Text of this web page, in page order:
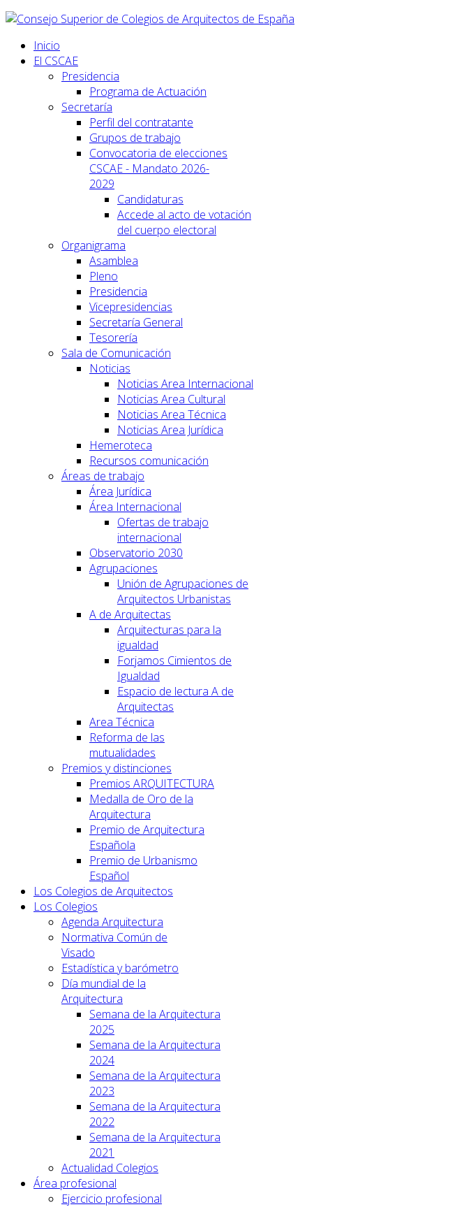
Inicio
El CSCAE
Presidencia
Programa de Actuación
Secretaría
Perfil del contratante
Grupos de trabajo
Convocatoria de elecciones
CSCAE - Mandato 2026-
2029
Candidaturas
Accede al acto de votación
del cuerpo electoral
Organigrama
Asamblea
Pleno
Presidencia
Vicepresidencias
Secretaría General
Tesorería
Sala de Comunicación
Noticias
Noticias Area Internacional
Noticias Area Cultural
Noticias Area Técnica
Noticias Area Jurídica
Hemeroteca
Recursos comunicación
Áreas de trabajo
Área Jurídica
Área Internacional
Ofertas de trabajo
internacional
Observatorio 2030
Agrupaciones
Unión de Agrupaciones de
Arquitectos Urbanistas
A de Arquitectas
Arquitecturas para la
igualdad
Forjamos Cimientos de
Igualdad
Espacio de lectura A de
Arquitectas
Area Técnica
Reforma de las
mutualidades
Premios y distinciones
Premios ARQUITECTURA
Medalla de Oro de la
Arquitectura
Premio de Arquitectura
Española
Premio de Urbanismo
Español
Los Colegios de Arquitectos
Los Colegios
Agenda Arquitectura
Normativa Común de
Visado
Estadística y barómetro
Día mundial de la
Arquitectura
Semana de la Arquitectura
2025
Semana de la Arquitectura
2024
Semana de la Arquitectura
2023
Semana de la Arquitectura
2022
Semana de la Arquitectura
2021
Actualidad Colegios
Área profesional
Ejercicio profesional